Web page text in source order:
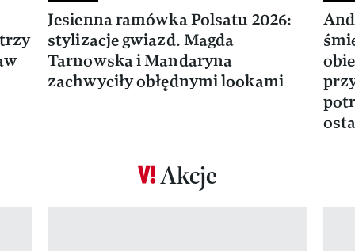
Jesienna ramówka Polsatu 2026:
stylizacje gwiazd. Magda
Tarnowska i Mandaryna
zachwyciły obłędnymi lookami
Akcje